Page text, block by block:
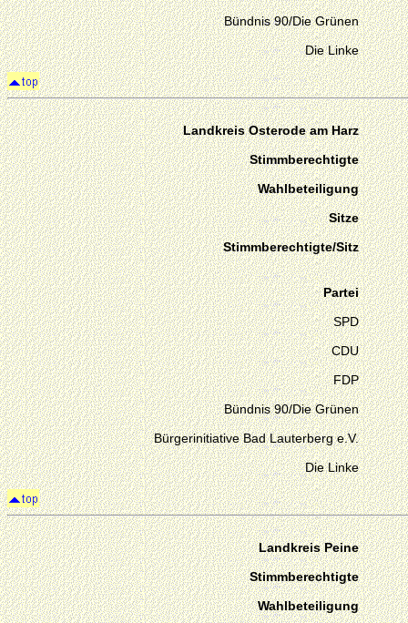
Bündnis 90/Die Grünen
Die Linke
Landkreis Osterode am Harz
Stimmberechtigte
Wahlbeteiligung
Sitze
Stimmberechtigte/Sitz
Partei
SPD
CDU
FDP
Bündnis 90/Die Grünen
Bürgerinitiative Bad Lauterberg e.V.
Die Linke
Landkreis Peine
Stimmberechtigte
Wahlbeteiligung